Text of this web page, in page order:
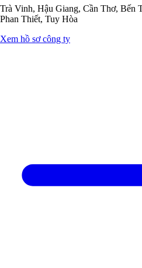
Trà Vinh, Hậu Giang, Cần Thơ, Bến
Phan Thiết, Tuy Hòa
Xem hồ sơ công ty